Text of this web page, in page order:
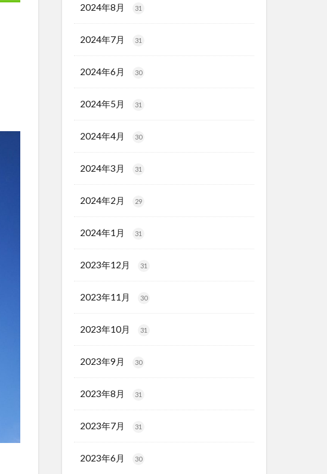
2024年8月 31
2024年7月 31
2024年6月 30
2024年5月 31
2024年4月 30
2024年3月 31
2024年2月 29
2024年1月 31
2023年12月 31
2023年11月 30
2023年10月 31
2023年9月 30
2023年8月 31
2023年7月 31
2023年6月 30